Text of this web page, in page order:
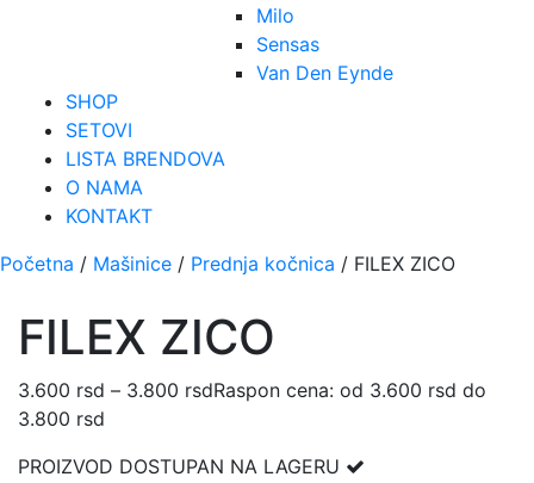
Milo
Sensas
Van Den Eynde
SHOP
SETOVI
LISTA BRENDOVA
O NAMA
KONTAKT
Početna / Mašinice / Prednja kočnica / FILEX ZICO
FILEX ZICO
3.600 rsd – 3.800 rsdRaspon cena: od 3.600 rsd do
3.800 rsd
PROIZVOD DOSTUPAN NA LAGERU